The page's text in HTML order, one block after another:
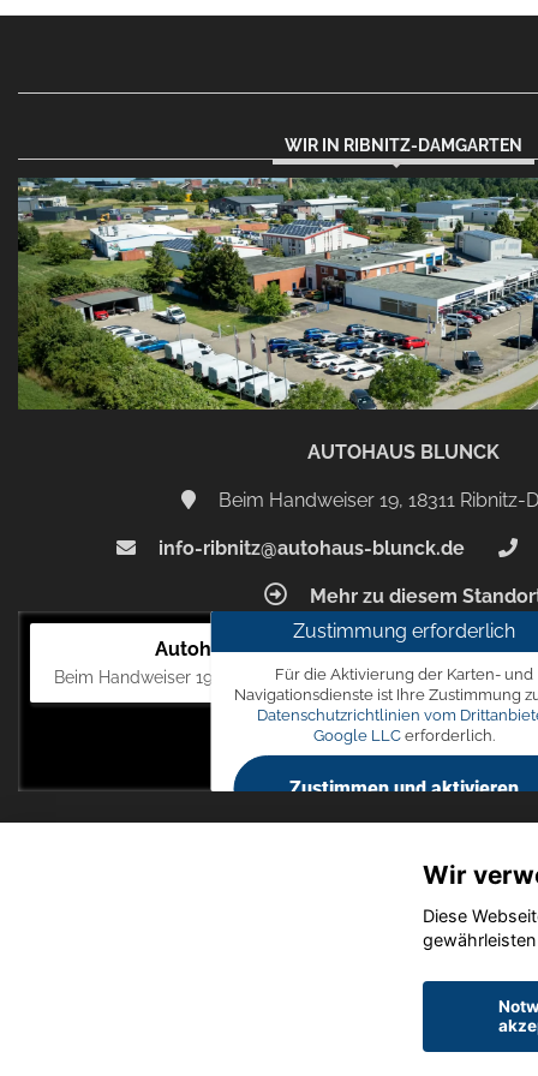
WIR IN RIBNITZ-DAMGARTEN
AUTOHAUS BLUNCK
Beim Handweiser 19, 18311 Ribnitz-
info-ribnitz@autohaus-blunck.de
Mehr zu diesem
Autohaus Blunck
Beim Handweiser 19, 18311 Ribnitz-Damgarten
Zustimmung erforderlich
Für die Aktivierung der Karten- und
Navigationsdienste ist Ihre Zustimmung
Datenschutzrichtlinien vom
Google LLCerforderlich.
Zustimmen und aktivieren
Startseite
Wir
Diese